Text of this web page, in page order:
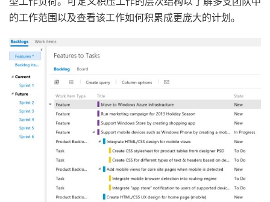
的工作范围以及查看该工作如何积累成更庞大的计划。